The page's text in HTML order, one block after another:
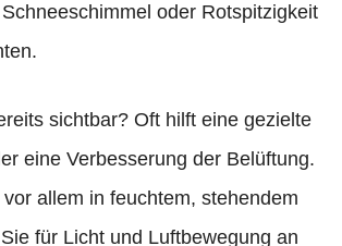
oder Rotspitzigkeit
sichtbar? Oft hilft eine gezielte
eine Verbesserung der Belüftung.
allem in feuchtem, stehendem
für Licht und Luftbewegung an